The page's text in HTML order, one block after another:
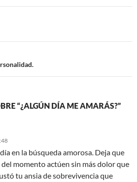
“¿ALGÚN DÍA ME AMARÁS?”
en la búsqueda amorosa. Deja que
momento actúen sin más dolor que
tu ansia de sobrevivencia que